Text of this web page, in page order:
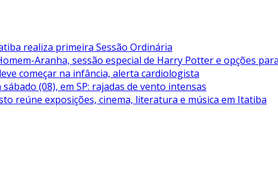
realiza primeira Sessão Ordinária
Aranha, sessão especial de Harry Potter e opções
começar na infância, alerta cardiologista
(08), em SP: rajadas de vento intensas
reúne exposições, cinema, literatura e música em Itatiba